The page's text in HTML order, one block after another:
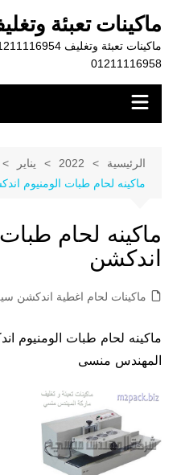
المحتوى
ماكينات تعبئة
01211116958
الرئيسية 2022 يناير
ماكينه لحام طبات الومنيوم
ماكينه لحام طبات
اندكشن
ماكينات لحام اغطية اندكشن
المهندس منسى